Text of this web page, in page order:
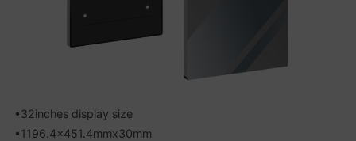
•32inches display size
•1196.4×451.4mmx30mm